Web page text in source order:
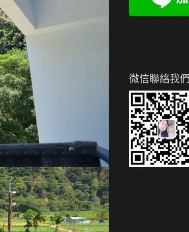
微信聯絡我們